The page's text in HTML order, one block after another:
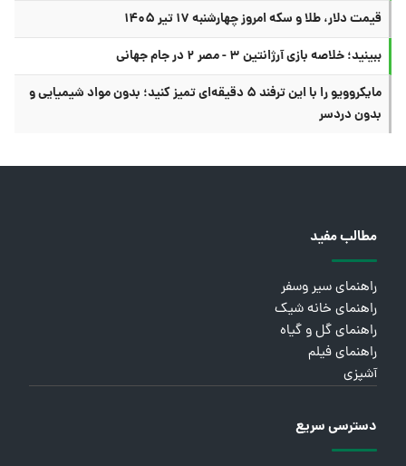
قیمت دلار، طلا و سکه امروز چهارشنبه ۱۷ تیر ۱۴۰۵
ببینید؛ خلاصه بازی آرژانتین ۳ - مصر ۲ در جام جهانی
مایکروویو را با این ترفند ۵ دقیقه‌ای تمیز کنید؛ بدون مواد شیمیایی و
بدون دردسر
مطالب مفید
راهنمای سیر وسفر
راهنمای خانه شیک
راهنمای گل و گیاه
راهنمای فیلم
آشپزی
دسترسی سریع